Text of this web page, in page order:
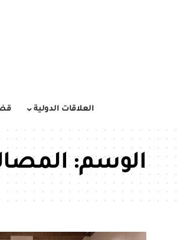
العلاقات الدولية
الوسم: